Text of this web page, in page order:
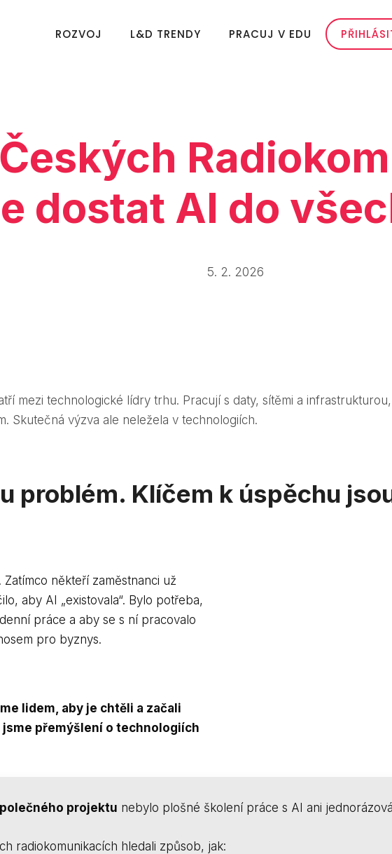
ROZVOJ L&D TRENDY PRACUJ V EDU
dostat AI do
5. 2. 2026
mezi technologické lídry trhu. Pracují s daty, sítěmi a
Skutečná výzva ale neležela v technologiích.
problém. Klíčem k úspěchu
někteří zaměstnanci už
aby AI „existovala“. Bylo potřeba,
práce a aby se s ní pracovalo
pro byznys.
lidem, aby je chtěli a začali
přemýšlení o technologiích
projektu nebylo plošné školení práce s AI ani
radiokomunikacích hledali způsob, jak: